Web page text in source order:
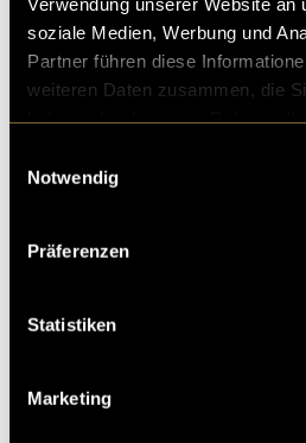
soziale Medien, Werbung und
Partner führen diese
weiteren Daten zusammen, die
Notwendig
Präferenzen
Statistiken
Marketing